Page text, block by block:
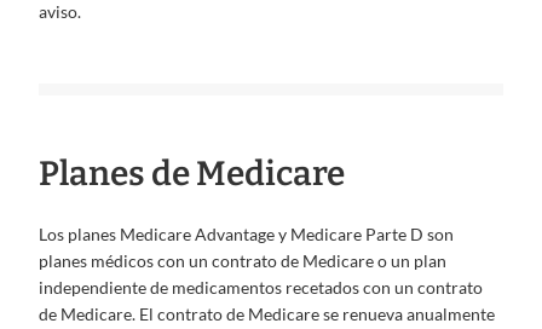
aviso.
Planes de Medicare
Los planes Medicare Advantage y Medicare Parte D son
planes médicos con un contrato de Medicare o un plan
independiente de medicamentos recetados con un contrato
de Medicare. El contrato de Medicare se renueva anualmente